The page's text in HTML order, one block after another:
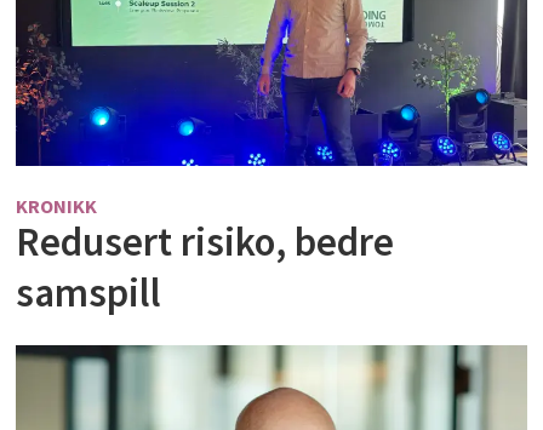
KRONIKK
Redusert risiko, bedre
samspill